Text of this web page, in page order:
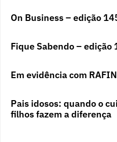
On Business – edição
Fique Sabendo – edição
Em evidência com
Pais idosos: quando o
filhos fazem a diferença